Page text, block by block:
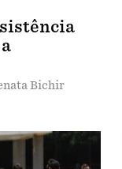
Bichir